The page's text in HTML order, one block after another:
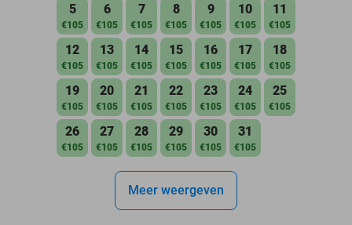
5
€105
6
€105
7
€105
8
€105
9
€105
10
€105
11
€105
12
€105
13
€105
14
€105
15
€105
16
€105
17
€105
18
€105
19
€105
20
€105
21
€105
22
€105
23
€105
24
€105
25
€105
26
€105
27
€105
28
€105
29
€105
30
€105
31
€105
Meer weergeven